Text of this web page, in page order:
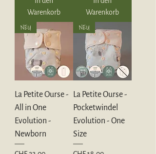
Warenkorb
Warenkorb
NEU
La Petite Ourse -
All in One
Evolution -
Newborn
NEU
La Petite Ourse -
Pocketwindel
Evolution - One
Size